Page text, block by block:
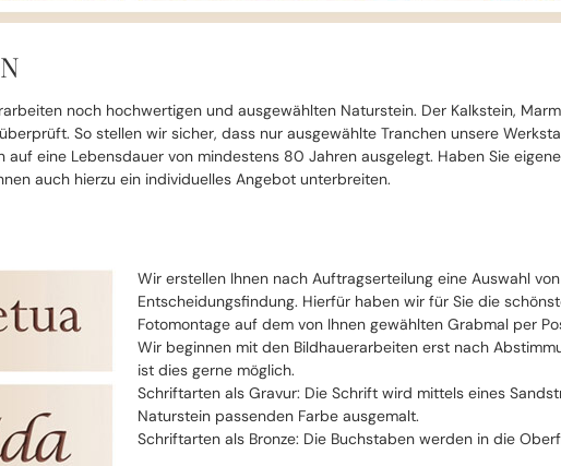
noch hochwertigen und ausgewählten Naturstein. Der Kalkstein,
So stellen wir sicher, dass nur ausgewählte Tranchen unsere
eine Lebensdauer von mindestens 80 Jahren ausgelegt. Haben Sie
auch hierzu ein individuelles Angebot unterbreiten.
Wir erstellen Ihnen nach Auftragserteilung eine Auswahl
Entscheidungsfindung. Hierfür haben wir für Sie die
Fotomontage auf dem von Ihnen gewählten Grabmal per
Wir beginnen mit den Bildhauerarbeiten erst nach
ist dies gerne möglich.
Schriftarten als Gravur: Die Schrift wird mittels eines
Naturstein passenden Farbe ausgemalt.
Schriftarten als Bronze: Die Buchstaben werden in die